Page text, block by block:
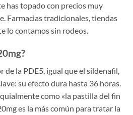
has topado con precios muy
Farmacias tradicionales, tiendas
lo contamos sin rodeos.
de la PDE5, igual que el sildenafil,
su efecto dura hasta 36 horas.
como «la pastilla del fin
es la más común para tratar la